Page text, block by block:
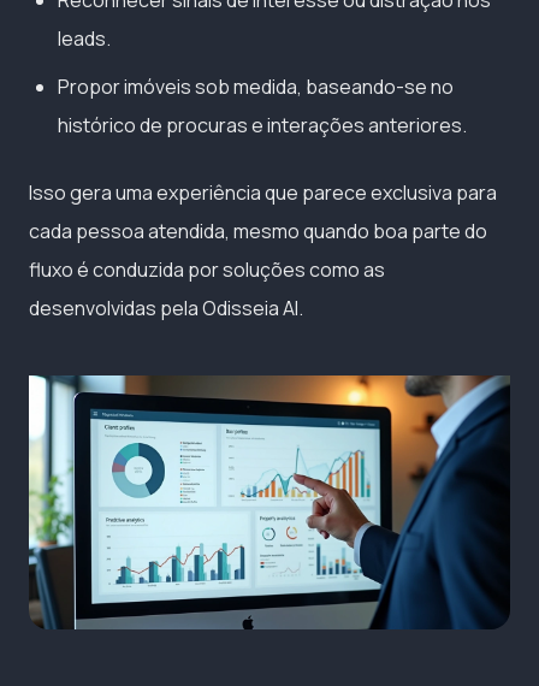
leads.
Propor imóveis sob medida, baseando-se no
histórico de procuras e interações anteriores.
Isso gera uma experiência que parece exclusiva para
cada pessoa atendida, mesmo quando boa parte do
fluxo é conduzida por soluções como as
desenvolvidas pela Odisseia AI.